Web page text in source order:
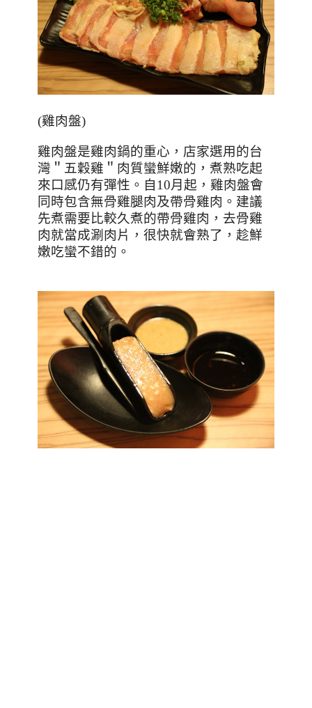
(雞肉盤)
雞肉盤是雞肉鍋的重心，店家選用的台
灣＂五穀雞＂肉質蠻鮮嫩的，煮熟吃起
來口感仍有彈性。自10月起，雞肉盤會
同時包含無骨雞腿肉及帶骨雞肉。建議
先煮需要比較久煮的帶骨雞肉，去骨雞
肉就當成涮肉片，很快就會熟了，趁鮮
嫩吃蠻不錯的。